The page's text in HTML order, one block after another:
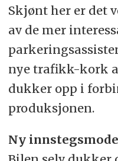
Skjønt her er det
av de mer
nye trafikk-kork
dukker opp i
produksjonen.
Ny